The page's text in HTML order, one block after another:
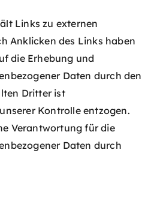
Links zu externen
Anklicken des Links haben
die Erhebung und
Daten durch den
Dritter ist
Kontrolle entzogen.
Verantwortung für die
Daten durch